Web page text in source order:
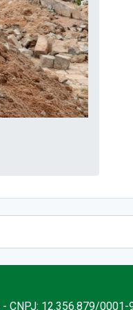
- CNPJ: 12.356.879/0001-